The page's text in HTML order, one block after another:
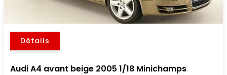
Détails
Audi A4 avant beige 2005 1/18 Minichamps